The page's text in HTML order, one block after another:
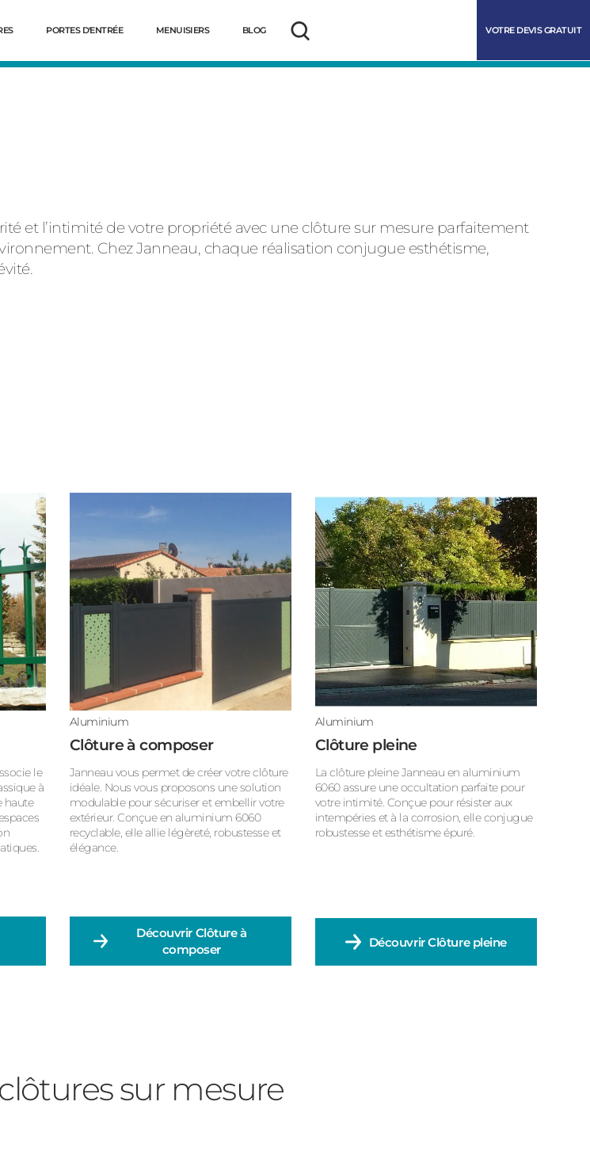
Découvrez
PORTES D'ENTRÉE MENUISIERS BLOG
Rechercher
VOTRE DEVIS GRATUIT
et l’intimité de votre propriété avec une clôture sur mesure parfaitement
Chez Janneau, chaque réalisation conjugue esthétisme,
le
à
haute
Aluminium
Clôture à composer
Janneau vous permet de créer votre clôture
idéale. Nous vous proposons une solution
modulable pour sécuriser et embellir votre
extérieur. Conçue en aluminium 6060
recyclable, elle allie légèreté, robustesse et
élégance.
Découvrir Clôture à
composer
Aluminium
Clôture pleine
La clôture pleine Janneau en aluminium
6060 assure une occultation parfaite pour
votre intimité. Conçue pour résister aux
intempéries et à la corrosion, elle conjugue
robustesse et esthétisme épuré.
DécouvrirClôture pleine
sur mesure